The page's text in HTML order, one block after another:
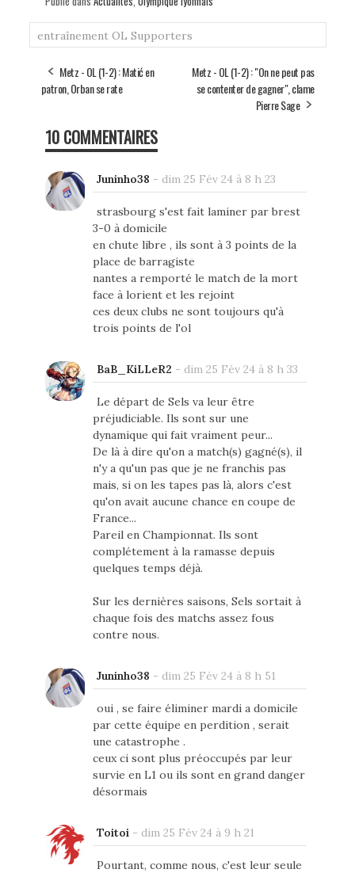
entraînement OL Supporters
Metz - OL (1-2) : Matić en
patron, Orban se rate
Metz - OL (1-2) : "On ne peut pas
se contenter de gagner", clame
Pierre Sage
10 COMMENTAIRES
Juninho38 - dim 25 Fév 24 à 8 h 23
strasbourg s'est fait laminer par brest
3-0 à domicile
en chute libre , ils sont à 3 points de la
place de barragiste
nantes a remporté le match de la mort
face à lorient et les rejoint
ces deux clubs ne sont toujours qu'à
trois points de l'ol
BaB_KiLLeR2 - dim 25 Fév 24 à 8 h 33
Le départ de Sels va leur être
préjudiciable. Ils sont sur une
dynamique qui fait vraiment peur...
De là à dire qu'on a match(s) gagné(s), il
n'y a qu'un pas que je ne franchis pas
mais, si on les tapes pas là, alors c'est
qu'on avait aucune chance en coupe de
France...
Pareil en Championnat. Ils sont
complétement à la ramasse depuis
quelques temps déjà.
Sur les dernières saisons, Sels sortait à
chaque fois des matchs assez fous
contre nous.
Juninho38 - dim 25 Fév 24 à 8 h 51
oui , se faire éliminer mardi a domicile
par cette équipe en perdition , serait
une catastrophe .
ceux ci sont plus préoccupés par leur
survie en L1 ou ils sont en grand danger
désormais
Toitoi - dim 25 Fév 24 à 9 h 21
Pourtant, comme nous, c'est leur seule